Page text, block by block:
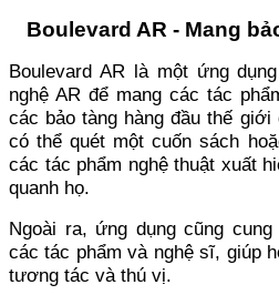
Boulevard AR - Mang
Boulevard AR là một ứng
nghệ AR để mang các tác
các bảo tàng hàng đầu thế
có thể quét một cuốn sách
các tác phẩm nghệ thuật xuất
quanh họ.
Ngoài ra, ứng dụng cũng
các tác phẩm và nghệ sĩ, giúp
tương tác và thú vị.